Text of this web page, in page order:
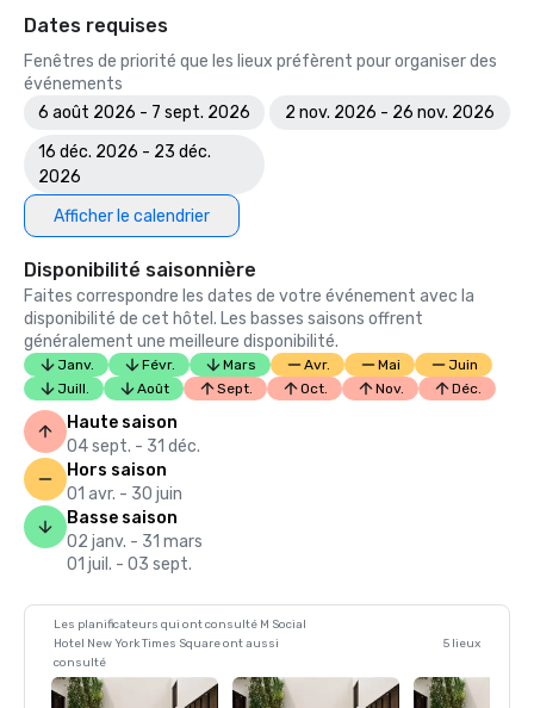
Dates requises
Fenêtres de priorité que les lieux préfèrent pour organiser des
événements
6 août 2026 - 7 sept. 2026
2 nov. 2026 - 26 nov. 2026
16 déc. 2026 - 23 déc.
2026
Afficher le calendrier
Disponibilité saisonnière
Faites correspondre les dates de votre événement avec la
disponibilité de cet hôtel. Les basses saisons offrent
généralement une meilleure disponibilité.
Janv. Févr. Mars Avr. Mai
Juin
Juill.
Août Sept. Oct. Nov. Déc.
Haute saison
04 sept. - 31 déc.
Hors saison
01 avr. - 30 juin
Basse saison
02 janv. - 31 mars
01 juil. - 03 sept.
Les planificateurs qui ont consulté M Social
Hotel New York Times Square ont aussi
consulté
5 lieux